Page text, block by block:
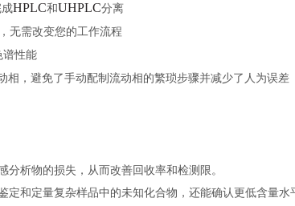
HPLC和UHPLC分离
无需改变您的工作流程
谱性能
相，避免了手动配制流动相的繁琐步骤并减少了人为误差
分析物的损失，从而改善回收率和检测限。
和定量复杂样品中的未知化合物，还能确认更低含量水